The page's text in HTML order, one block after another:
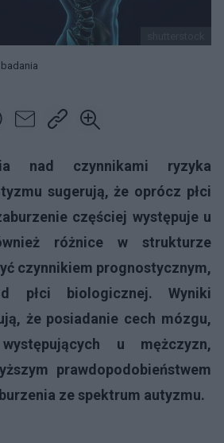
nad czynnikami ryzyka
sugerują, że oprócz płci
częściej występuje u
różnice w strukturze
czynnikiem prognostycznym,
płci biologicznej. Wyniki
że posiadanie cech mózgu,
u mężczyzn,
prawdopodobieństwem
ze spektrum autyzmu.